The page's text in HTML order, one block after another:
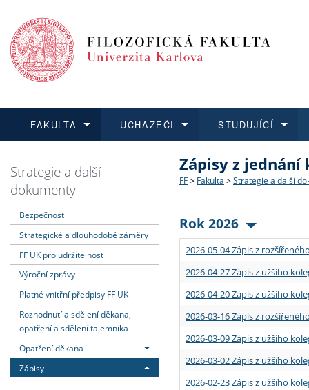
FAKULTA
Dozvědět se více
Struktura a historie
Strategie a další
Podpora a benefity pro
Absolventi fakulty
UCHAZEČI
Podat přihlášku
Co studovat a jak se
Učitelské studijní
Informace k průběhu
STUDUJÍCÍ
Dozvědět se více
Bakalářské a magisterské
Doktorské studium
Rigorózní řízení
Dozvědět se více
O vědě a výzkumu na FF
Akademické kvalifikace
Granty a projekty
Dozvědět se více
Aktuální nabídky a
Vyjíždějící studenti
Přijíždějící studenti
Vyjíždějící zaměstnanci
Strategie a další
dokumenty
Bezpečnost
Strategické a dlouhodobé záměry
FF UK pro udržitelnost
Výroční zprávy
Platné vnitřní předpisy FF UK
Rozhodnutí a sdělení děkana,
opatření a sdělení tajemníka
Opatření děkana
Zápisy
Zápisy z jednání
FF > Fakulta > Strategie a další
Rok 2026
2026-05-04 Zápis z
2026-04-27 Zápis z užšího
2026-04-20 Zápis z užšího
2026-03-16 Zápis z
2026-03-09 Zápis z užšího
2026-03-02 Zápis z užšího
2026-02-23 Zápis z užšího